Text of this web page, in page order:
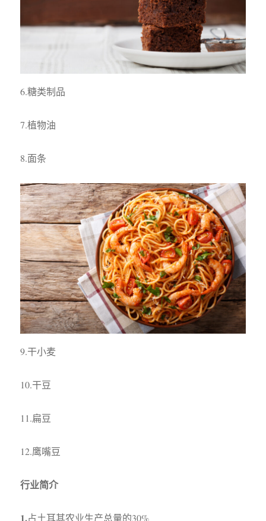
6.糖类制品
7.植物油
8.面条
9.干小麦
10.干豆
11.扁豆
12.鹰嘴豆
行业简介
1.占土耳其农业生产总量的30%